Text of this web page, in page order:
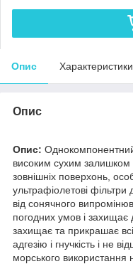
Опис Характеристики
Опис
Опис:
високим сухим залишком
зовнішніх поверхонь,
ультрафіолетові
від сонячного
погодних умов і захищає
захищає та прикрашає
адгезію і гнучкість і не
морського використання